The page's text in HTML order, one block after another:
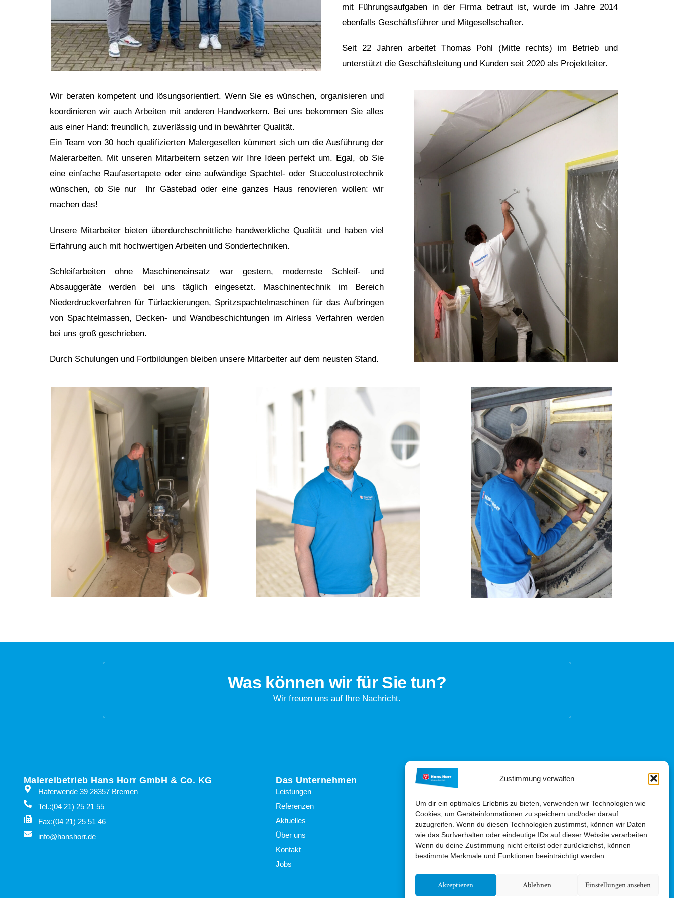
Zustimmung verwalten
Um dir ein optimales Erlebnis zu bieten, verwenden wir Technologien wie
Cookies, um Geräteinformationen zu speichern und/oder darauf
zuzugreifen. Wenn du diesen Technologien zustimmst, können wir Daten
wie das Surfverhalten oder eindeutige IDs auf dieser Website verarbeiten.
Wenn du deine Zustimmung nicht erteilst oder zurückziehst, können
bestimmte Merkmale und Funktionen beeinträchtigt werden.
Akzeptieren Ablehnen Einstellungen ansehen
mit Führungsaufgaben in der Firma betraut ist, wurde im Jahre 2014
ebenfalls Geschäftsführer und Mitgesellschafter.
Seit 22 Jahren arbeitet Thomas Pohl (Mitte rechts) im Betrieb und
unterstützt die Geschäftsleitung und Kunden seit 2020 als Projektleiter.
Wir beraten kompetent und lösungsorientiert. Wenn Sie es wünschen, organisieren und
koordinieren wir auch Arbeiten mit anderen Handwerkern. Bei uns bekommen Sie alles
aus einer Hand: freundlich, zuverlässig und in bewährter Qualität.
Ein Team von 30 hoch qualifizierten Malergesellen kümmert sich um die Ausführung der
Malerarbeiten. Mit unseren Mitarbeitern setzen wir Ihre Ideen perfekt um. Egal, ob Sie
eine einfache Raufasertapete oder eine aufwändige Spachtel- oder Stuccolustrotechnik
wünschen, ob Sie nur Ihr Gästebad oder eine ganzes Haus renovieren wollen: wir
machen das!
Unsere Mitarbeiter bieten überdurchschnittliche handwerkliche Qualität und haben viel
Erfahrung auch mit hochwertigen Arbeiten und Sondertechniken.
Schleifarbeiten ohne Maschineneinsatz war gestern, modernste Schleif- und
Absauggeräte werden bei uns täglich eingesetzt. Maschinentechnik im Bereich
Niederdruckverfahren für Türlackierungen, Spritzspachtelmaschinen für das Aufbringen
von Spachtelmassen, Decken- und Wandbeschichtungen im Airless Verfahren werden
bei uns groß geschrieben.
Durch Schulungen und Fortbildungen bleiben unsere Mitarbeiter auf dem neusten Stand.
Was können wir für Sie tun?
Wir freuen uns auf Ihre Nachricht.
Malereibetrieb Hans Horr GmbH & Co. KG
Haferwende 39 28357 Bremen
Tel.:(04 21) 25 21 55
Fax:(04 21) 25 51 46
info@hanshorr.de
Das Unternehmen
Leistungen
Referenzen
Aktuelles
Über uns
Kontakt
Jobs
Starke Partner